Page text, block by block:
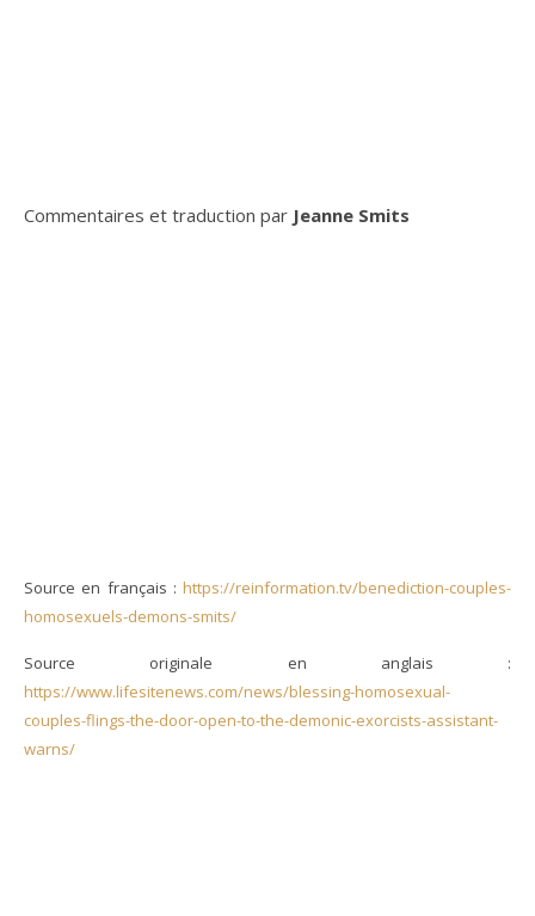
Commentaires et traduction par Jeanne Smits
Source en français : https://reinformation.tv/benediction-couples-
homosexuels-demons-smits/
Source originale en anglais :
https://www.lifesitenews.com/news/blessing-homosexual-
couples-flings-the-door-open-to-the-demonic-exorcists-assistant-
warns/